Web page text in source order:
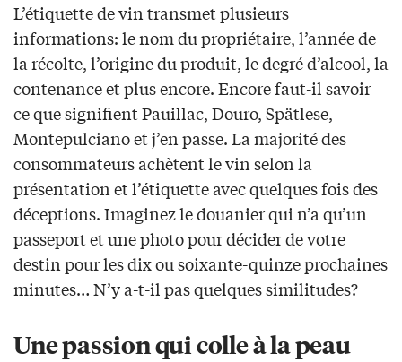
L’étiquette de vin transmet plusieurs
informations: le nom du propriétaire, l’année de
la récolte, l’origine du produit, le degré d’alcool, la
contenance et plus encore. Encore faut-il savoir
ce que signifient Pauillac, Douro, Spätlese,
Montepulciano et j’en passe. La majorité des
consommateurs achètent le vin selon la
présentation et l’étiquette avec quelques fois des
déceptions. Imaginez le douanier qui n’a qu’un
passeport et une photo pour décider de votre
destin pour les dix ou soixante-quinze prochaines
minutes… N’y a-t-il pas quelques similitudes?
Une passion qui colle à la peau